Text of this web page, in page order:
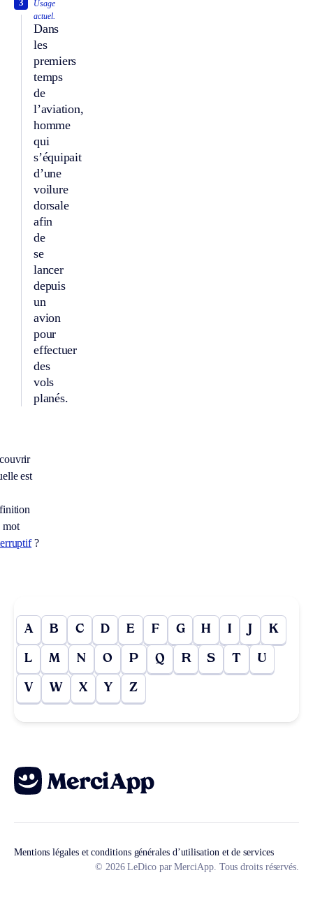
Usage
actuel.
Dans
les
premiers
temps
de
l’aviation,
homme
qui
s’équipait
d’une
voilure
dorsale
afin
de
se
lancer
depuis
un
avion
pour
effectuer
des
vols
planés.
3
est
mot
?
A B C D E F G H I J K
L M N O P Q R S T U
V W X Y Z
Mentions légales et conditions générales d’utilisation et de services
© 2026 LeDico par MerciApp. Tous droits réservés.